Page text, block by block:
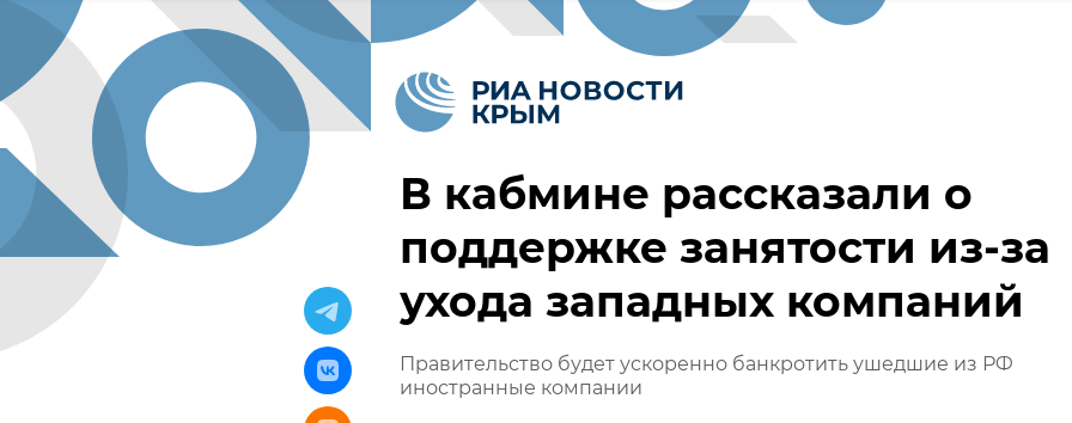
В кабмине рассказали о
поддержке занятости из-за
ухода западных компаний
Правительство будет ускоренно банкротить ушедшие из РФ
иностранные компании